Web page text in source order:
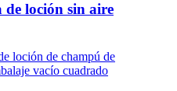
de loción sin aire